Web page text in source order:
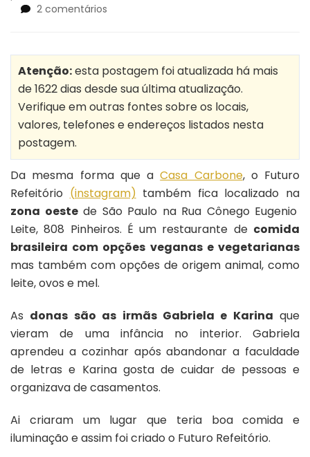
2 comentários
café
da
manhã
em
Pinheiros
Atenção:esta postagem foi atualizada há mais
de 1622 dias desde sua última atualização.
Verifique em outras fontes sobre os locais,
valores, telefones e endereços listados nesta
postagem.
Da mesma forma que aCasa Carbone, o Futuro
Refeitório (instagram) também fica localizado na
zona oestede São Paulo na Rua Cônego Eugenio
Leite, 808 Pinheiros. É um restaurante de comida
brasileira com opções veganas e vegetarianas
mas também com opções de origem animal, como
leite, ovos e mel.
As donas são as irmãs Gabriela e Karina que
vieram de uma infância no interior. Gabriela
aprendeu a cozinhar após abandonar a faculdade
de letras e Karina gosta de cuidar de pessoas e
organizava de casamentos.
Ai criaram um lugar que teria boa comida e
iluminação e assim foi criado o Futuro Refeitório.